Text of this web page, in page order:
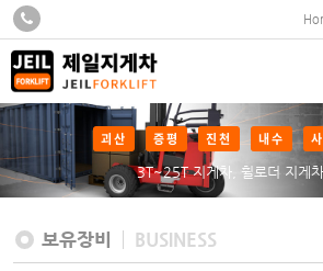
괴산 증평 진천 내수
3T~25T 지게차, 휠로더 지게
보유장비 BUSINESS